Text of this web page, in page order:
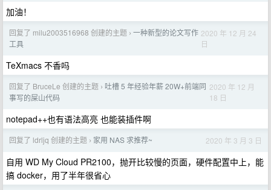
加油！
回复了 milu2003516968 创建的主题 › 一种新型的论文写作
工具
2020 年 12 月 24
日
TeXmacs 不香吗
回复了 BruceLe 创建的主题 › 吐槽 5 年经验年薪 20W+前端同
事写的屎山代码
2020 年 12 月
18 日
notepad++也有语法高亮 也能装插件啊
回复了 ldrljq 创建的主题 › 家用 NAS 求推荐~ 2020 年 3 月 3 日
自用 WD My Cloud PR2100，抛开比较慢的页面，硬件配置中上，能
搞 docker，用了半年很省心